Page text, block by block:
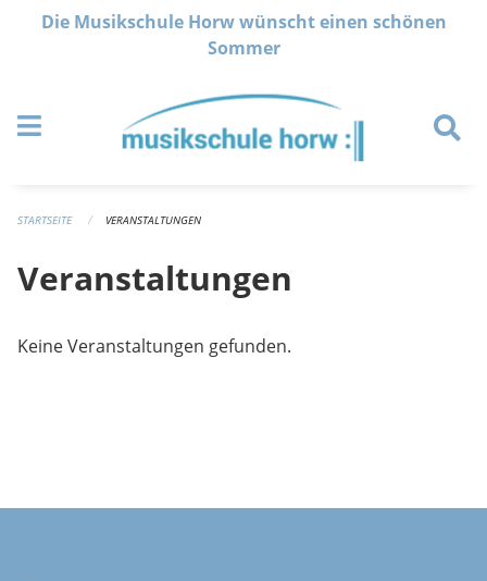
Navigation überspringen
Die Musikschule Horw wünscht einen schönen
Sommer
STARTSEITE VERANSTALTUNGEN
Veranstaltungen
Keine Veranstaltungen gefunden.